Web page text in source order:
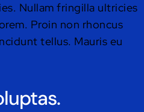
Nullam fringilla ultricies
Proin non rhoncus
tellus. Mauris eu